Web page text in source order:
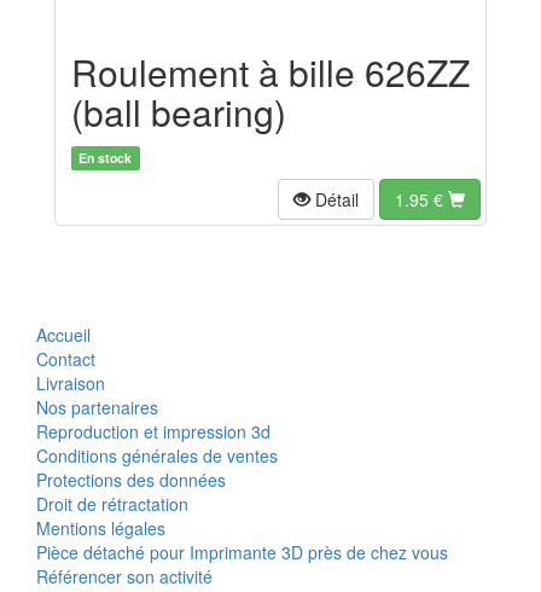
Roulement à bille 626ZZ
(ball bearing)
En stock
Détail 1.95 €
Accueil
Contact
Livraison
Nos partenaires
Reproduction et impression 3d
Conditions générales de ventes
Protections des données
Droit de rétractation
Mentions légales
Pièce détaché pour Imprimante 3D près de chez vous
Référencer son activité